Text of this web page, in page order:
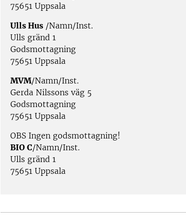
75651 Uppsala
Ulls Hus /Namn/Inst.
Ulls gränd 1
Godsmottagning
75651 Uppsala
MVM/Namn/Inst.
Gerda Nilssons väg 5
Godsmottagning
75651 Uppsala
OBS Ingen godsmottagning!
BIO C/Namn/Inst.
Ulls gränd 1
75651 Uppsala